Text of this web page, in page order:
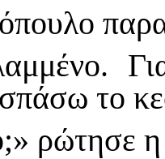
το
ρώτησε